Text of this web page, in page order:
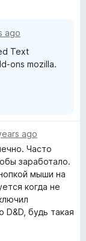
ago
Text
ons mozilla.
ago
Часто
заработало.
мыши на
когда не
будь такая